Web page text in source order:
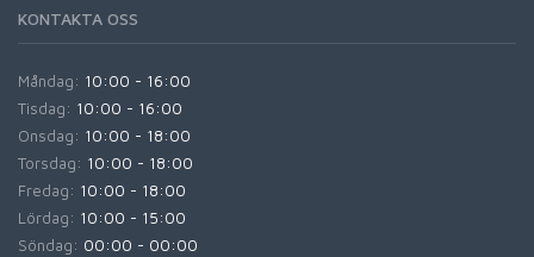
KONTAKTA OSS
Måndag: 10:00 - 16:00
Tisdag: 10:00 - 16:00
Onsdag: 10:00 - 18:00
Torsdag: 10:00 - 18:00
Fredag: 10:00 - 18:00
Lördag: 10:00 - 15:00
Söndag: 00:00 - 00:00